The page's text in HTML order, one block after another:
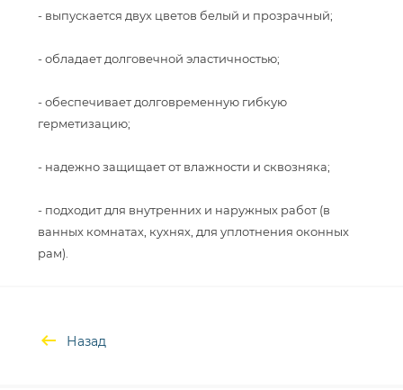
- выпускается двух цветов белый и прозрачный;
- обладает долговечной эластичностью;
- обеспечивает долговременную гибкую
герметизацию;
- надежно защищает от влажности и сквозняка;
- подходит для внутренних и наружных работ (в
ванных комнатах, кухнях, для уплотнения оконных
Назад